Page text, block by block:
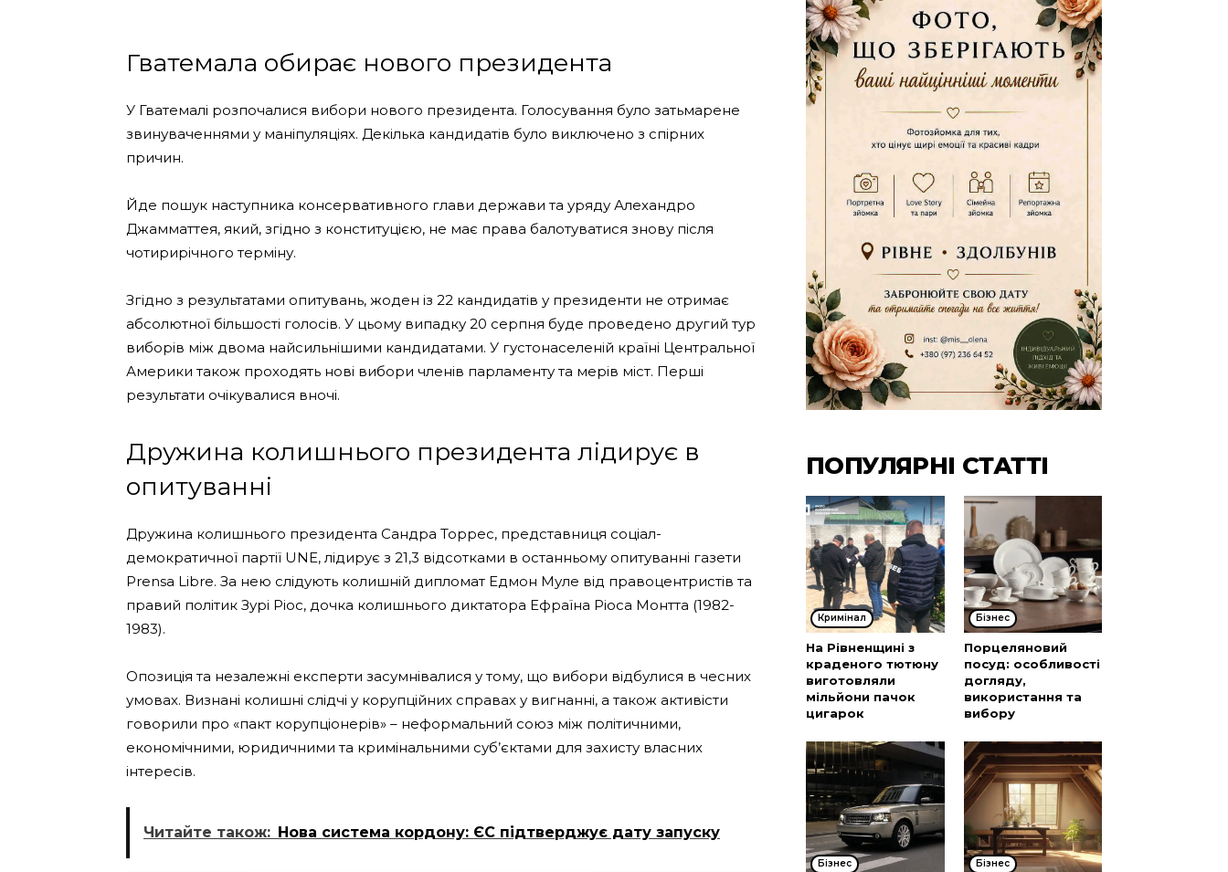
Гватемала обирає нового президента
У Гватемалі розпочалися вибори нового президента. Голосування було затьмарене
звинуваченнями у маніпуляціях. Декілька кандидатів було виключено з спірних
причин.
Йде пошук наступника консервативного глави держави та уряду Алехандро
Джамматтея, який, згідно з конституцією, не має права балотуватися знову після
чотирирічного терміну.
Згідно з результатами опитувань, жоден із 22 кандидатів у президенти не отримає
абсолютної більшості голосів. У цьому випадку 20 серпня буде проведено другий тур
виборів між двома найсильнішими кандидатами. У густонаселеній країні Центральної
Америки також проходять нові вибори членів парламенту та мерів міст. Перші
результати очікувалися вночі.
Дружина колишнього президента лідирує в
опитуванні
Дружина колишнього президента Сандра Торрес, представниця соціал-
демократичної партії UNE, лідирує з 21,3 відсотками в останньому опитуванні газети
Prensa Libre. За нею слідують колишній дипломат Едмон Муле від правоцентристів та
правий політик Зурі Ріос, дочка колишнього диктатора Ефраїна Ріоса Монтта (1982-
1983).
Опозиція та незалежні експерти засумнівалися у тому, що вибори відбулися в чесних
умовах. Визнані колишні слідчі у корупційних справах у вигнанні, а також активісти
говорили про «пакт корупціонерів» – неформальний союз між політичними,
економічними, юридичними та кримінальними суб’єктами для захисту власних
інтересів.
Читайте також: Нова система кордону: ЄС підтверджує дату запуску
ПОПУЛЯРНІ СТАТТІ
Кримінал
На Рівненщині з
краденого тютюну
виготовляли
мільйони пачок
цигарок
Бізнес
Порцеляновий
посуд: особливості
догляду,
використання та
вибору
Бізнес Бізнес